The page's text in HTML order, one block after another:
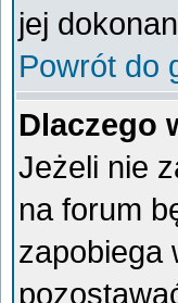
jej
Powrót do
Dlaczego
Jeżeli nie
na forum
zapobiega